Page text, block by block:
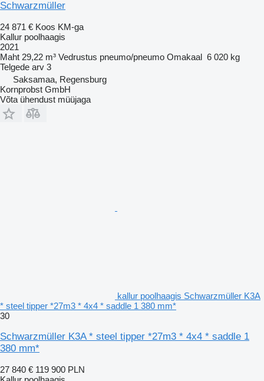
Schwarzmüller
24 871 € Koos KM-ga
Kallur poolhaagis
2021
Maht 29,22 m³ Vedrustus pneumo/pneumo Omakaal 6 020 kg
Telgede arv 3
Saksamaa, Regensburg
Kornprobst GmbH
Võta ühendust müüjaga
kallur poolhaagis Schwarzmüller K3A
* steel tipper *27m3 * 4x4 * saddle 1 380 mm*
30
Schwarzmüller K3A * steel tipper *27m3 * 4x4 * saddle 1
380 mm*
27 840 € 119 900 PLN